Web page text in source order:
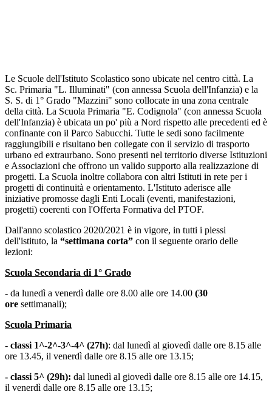
Le Scuole dell'Istituto Scolastico sono ubicate nel centro città. La
Sc. Primaria "L. Illuminati" (con annessa Scuola dell'Infanzia) e la
S. S. di 1° Grado "Mazzini" sono collocate in una zona centrale
della città. La Scuola Primaria "E. Codignola" (con annessa Scuola
dell'Infanzia) è ubicata un po' più a Nord rispetto alle precedenti ed è
confinante con il Parco Sabucchi. Tutte le sedi sono facilmente
raggiungibili e risultano ben collegate con il servizio di trasporto
urbano ed extraurbano. Sono presenti nel territorio diverse Istituzioni
e Associazioni che offrono un valido supporto alla realizzazione di
progetti. La Scuola inoltre collabora con altri Istituti in rete per i
progetti di continuità e orientamento. L'Istituto aderisce alle
iniziative promosse dagli Enti Locali (eventi, manifestazioni,
progetti) coerenti con l'Offerta Formativa del PTOF.
Dall'anno scolastico 2020/2021 è in vigore, in tutti i plessi
dell'istituto, la “settimana corta” con il seguente orario delle
lezioni:
Scuola Secondaria di 1° Grado
- da lunedì a venerdì dalle ore 8.00 alle ore 14.00 (30
ore settimanali);
Scuola Primaria
- classi 1^-2^-3^-4^ (27h): dal lunedì al giovedì dalle ore 8.15 alle
ore 13.45, il venerdì dalle ore 8.15 alle ore 13.15;
- classi 5^ (29h): dal lunedì al giovedì dalle ore 8.15 alle ore 14.15,
il venerdì dalle ore 8.15 alle ore 13.15;